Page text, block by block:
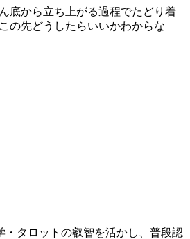
底から立ち上がる過程でたどり着
の先どうしたらいいかわからな
・タロットの叡智を活かし、普段認